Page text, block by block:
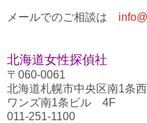
メールでのご相談は
北海道女性探偵社
〒060-0061
北海道札幌市中央区南1条
ワンズ南1条ビル 4F
011-251-1100